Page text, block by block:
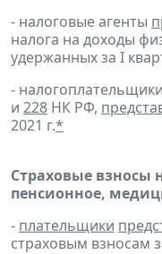
- налоговые агенты
налога на доходы
удержанных за I
-
и 228 НК РФ,
2021 г.*
Страховые взносы
пенсионное,
- плательщики
страховым взносам